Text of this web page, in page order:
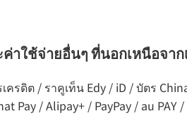
าใช้จ่ายอื่นๆ ที่นอกเหนือจาก
เครดิต / ราคูเท็น Edy / iD / บัตร
Pay / Alipay+ / PayPay / au PAY